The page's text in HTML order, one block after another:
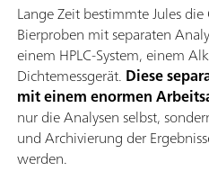
Lange Zeit bestimmte Jules
Bierproben mit separaten
einem HPLC-System, einem
Dichtemessgerät. Diese
mit einem enormen
nur die Analysen selbst,
und Archivierung der
werden.